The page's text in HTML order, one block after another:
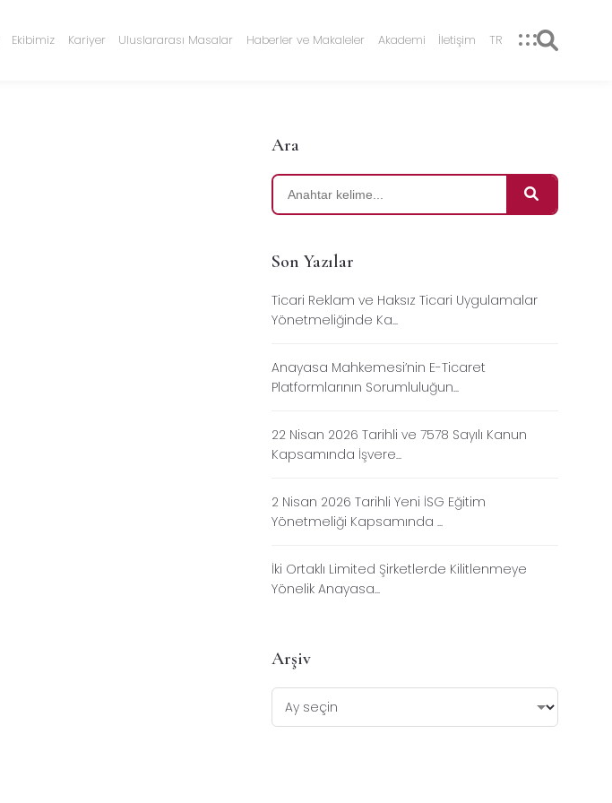
Ekibimiz Kariyer Uluslararası Masalar Haberler ve Makaleler Akademi İletişim TR
Ara
Son Yazılar
Ticari Reklam ve Haksız Ticari Uygulamalar
Yönetmeliğinde Ka...
Anayasa Mahkemesi’nin E-Ticaret
Platformlarının Sorumluluğun...
22 Nisan 2026 Tarihli ve 7578 Sayılı Kanun
Kapsamında İşvere...
2 Nisan 2026 Tarihli Yeni İSG Eğitim
Yönetmeliği Kapsamında ...
İki Ortaklı Limited Şirketlerde Kilitlenmeye
Yönelik Anayasa...
Arşiv